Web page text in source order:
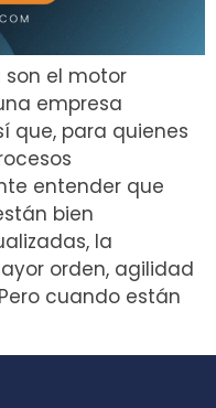
son el motor
empresa
que, para quienes
entender que
bien
la
orden, agilidad
cuando están